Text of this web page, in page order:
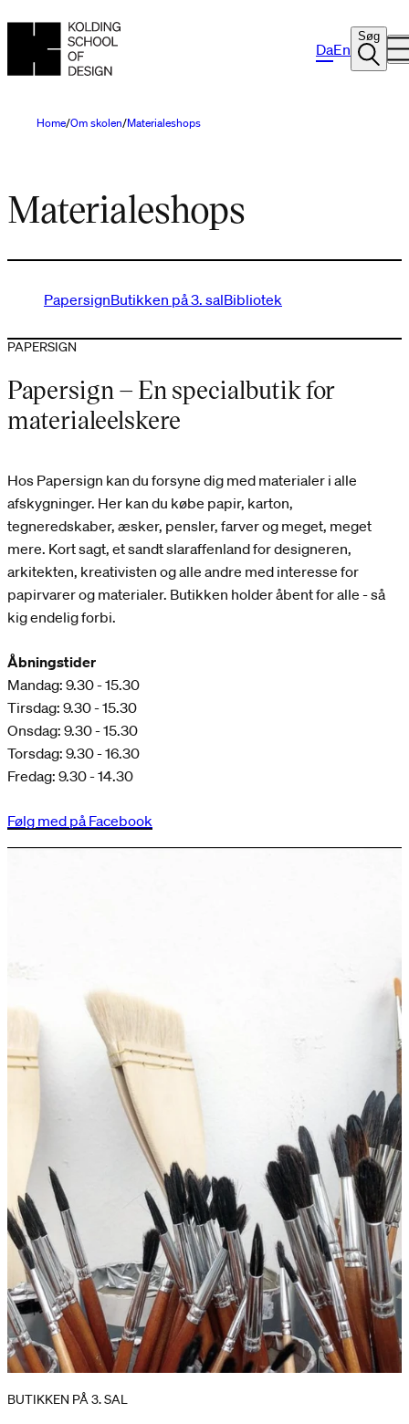
DaEn
Søg
Home Om skolen Materialeshops
Materialeshops
PapersignButikken på 3. salBibliotek
PAPERSIGN
Papersign – En specialbutik for
materialeelskere
Hos Papersign kan du forsyne dig med materialer i alle
afskygninger. Her kan du købe papir, karton,
tegneredskaber, æsker, pensler, farver og meget, meget
mere. Kort sagt, et sandt slaraffenland for designeren,
arkitekten, kreativisten og alle andre med interesse for
papirvarer og materialer. Butikken holder åbent for alle - så
kig endelig forbi.
Åbningstider
Mandag: 9.30 - 15.30
Tirsdag: 9.30 - 15.30
Onsdag: 9.30 - 15.30
Torsdag: 9.30 - 16.30
Fredag: 9.30 - 14.30
Følg med på Facebook
BUTIKKEN PÅ 3. SAL